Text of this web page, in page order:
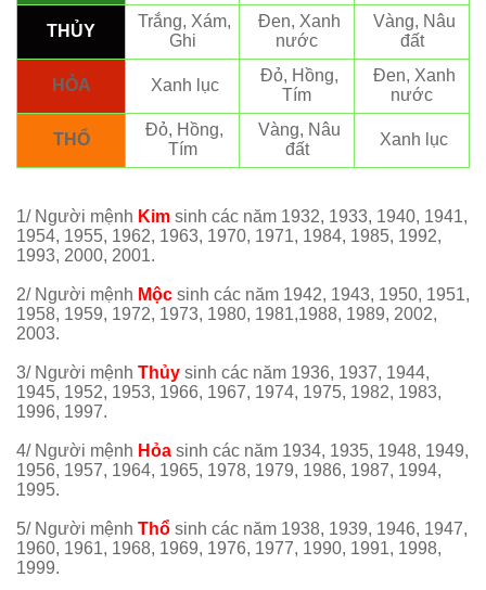
THỦY
Trắng, Xám,
Ghi
Đen, Xanh
nước
Vàng, Nâu
đất
HỎA Xanh lục
Đỏ, Hồng,
Tím
Đen, Xanh
nước
THỔ
Đỏ, Hồng,
Tím
Vàng, Nâu
đất
Xanh lục
1/ Người mệnh Kim sinh các năm 1932, 1933, 1940, 1941,
1954, 1955, 1962, 1963, 1970, 1971, 1984, 1985, 1992,
1993, 2000, 2001.
2/ Người mệnh Mộc sinh các năm 1942, 1943, 1950, 1951,
1958, 1959, 1972, 1973, 1980, 1981,1988, 1989, 2002,
2003.
3/ Người mệnh Thủy sinh các năm 1936, 1937, 1944,
1945, 1952, 1953, 1966, 1967, 1974, 1975, 1982, 1983,
1996, 1997.
4/ Người mệnh Hỏa sinh các năm 1934, 1935, 1948, 1949,
1956, 1957, 1964, 1965, 1978, 1979, 1986, 1987, 1994,
1995.
5/ Người mệnh Thổ sinh các năm 1938, 1939, 1946, 1947,
1960, 1961, 1968, 1969, 1976, 1977, 1990, 1991, 1998,
1999.